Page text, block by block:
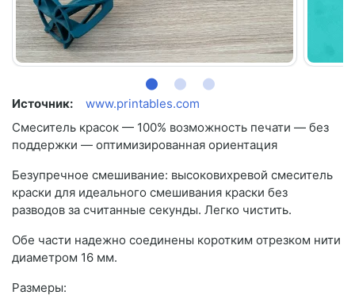
Источник:
www.printables.com
Смеситель красок — 100% возможность печати — без
поддержки — оптимизированная ориентация
Безупречное смешивание: высоковихревой смеситель
краски для идеального смешивания краски без
разводов за считанные секунды. Легко чистить.
Обе части надежно соединены коротким отрезком нити
диаметром 16 мм.
Размеры: